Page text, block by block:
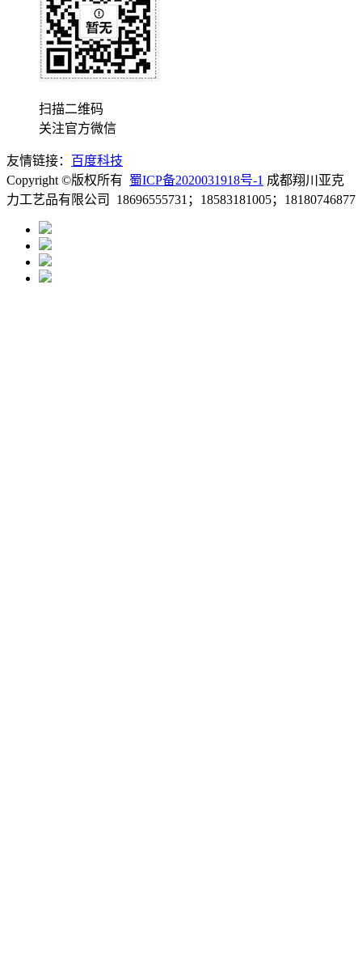
扫描二维码
关注官方微信
友情链接： 百度科技
Copyright ©版权所有 蜀ICP备2020031918号-1 成都翔川亚克
力工艺品有限公司 18696555731；18583181005；18180746877